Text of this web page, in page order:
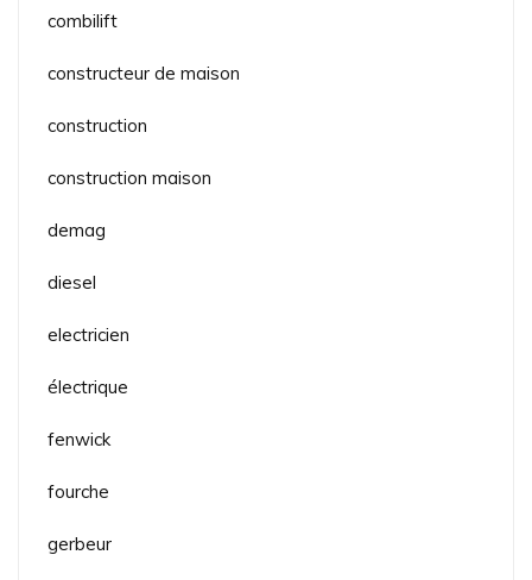
combilift
constructeur de maison
construction
construction maison
demag
diesel
electricien
électrique
fenwick
fourche
gerbeur